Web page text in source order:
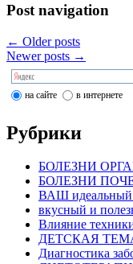
Post navigation
← Older posts
Newer posts →
на сайте в интернете
Рубрики
БОЛЕЗНИ
БОЛЕЗНИ
ВАШ
вкусный и
Влияние
ДЕТСКАЯ
Диагностика